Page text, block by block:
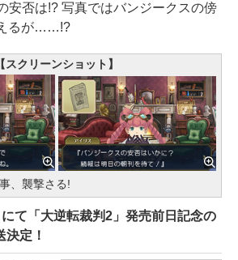
安否は!? 写真ではバンジークスの傍
るが……!?
【スクリーンショット】
、襲撃さる!
にて「大逆転裁判2」発売前日記念の
決定！